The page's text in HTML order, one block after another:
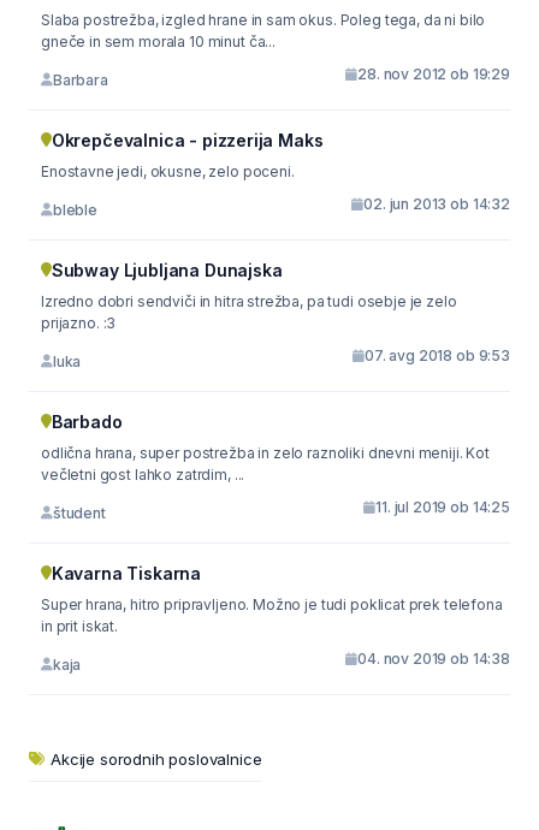
Slaba postrežba, izgled hrane in sam okus. Poleg tega, da ni bilo
gneče in sem morala 10 minut ča...
Barbara 28. nov 2012 ob 19:29
Okrepčevalnica - pizzerija Maks
Enostavne jedi, okusne, zelo poceni.
bleble 02. jun 2013 ob 14:32
Subway Ljubljana Dunajska
Izredno dobri sendviči in hitra strežba, pa tudi osebje je zelo
prijazno. :3
luka 07. avg 2018 ob 9:53
Barbado
odlična hrana, super postrežba in zelo raznoliki dnevni meniji. Kot
večletni gost lahko zatrdim, ...
študent 11. jul 2019 ob 14:25
Kavarna Tiskarna
Super hrana, hitro pripravljeno. Možno je tudi poklicat prek telefona
in prit iskat.
kaja 04. nov 2019 ob 14:38
Akcije sorodnih poslovalnice